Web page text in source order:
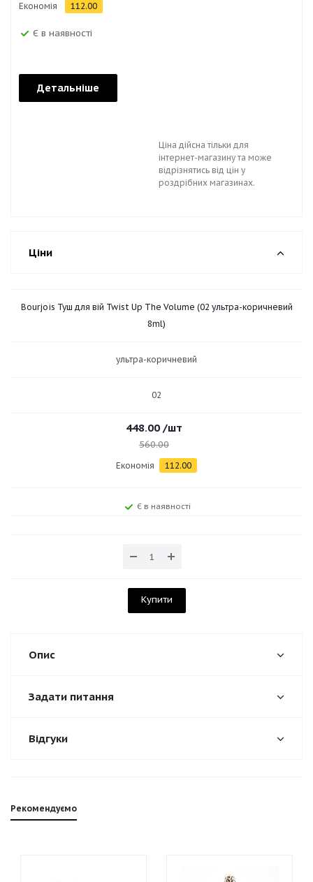
Економія 112.00
Є в наявності
Детальніше
Ціна дійсна тільки для
інтернет-магазину та може
відрізнятись від цін у
роздрібних магазинах.
Ціни
Bourjois Туш для вій Twist Up The Volume (02 ультра-коричневий
8ml)
ультра-коричневий
02
448.00 /шт
560.00
Економія 112.00
Є в наявності
Купити
Опис
Задати питання
Відгуки
Рекомендуємо